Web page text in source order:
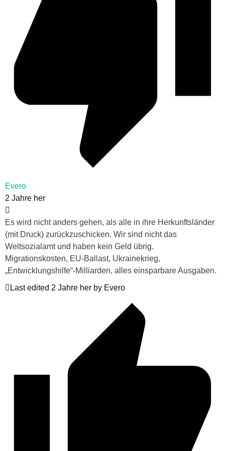
Evero
2 Jahre her
Es wird nicht anders gehen, als alle in ihre Herkunftsländer
(mit Druck) zurückzuschicken. Wir sind nicht das
Weltsozialamt und haben kein Geld übrig.
Migrationskosten, EU-Ballast, Ukrainekrieg,
„Entwicklungshilfe“-Milliarden, alles einsparbare Ausgaben.
Last edited 2 Jahre her by Evero